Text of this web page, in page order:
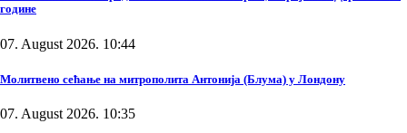
године
07. August 2026. 10:44
Молитвено сећање на митрополита Антонија (Блума) у Лондону
07. August 2026. 10:35